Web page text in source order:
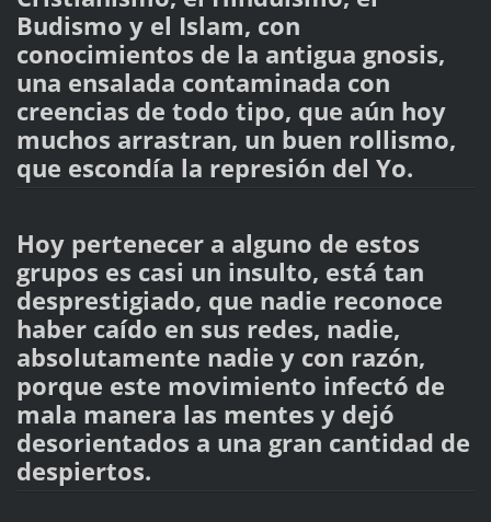
Budismo y el Islam, con
conocimientos de la antigua gnosis,
una ensalada contaminada con
creencias de todo tipo, que aún hoy
muchos arrastran, un buen rollismo,
que escondía la represión del Yo.
Hoy pertenecer a alguno de estos
grupos es casi un insulto, está tan
desprestigiado, que nadie reconoce
haber caído en sus redes, nadie,
absolutamente nadie y con razón,
porque este movimiento infectó de
mala manera las mentes y dejó
desorientados a una gran cantidad de
despiertos.